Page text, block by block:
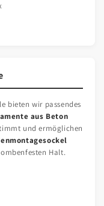
bieten wir passendes
aus Beton
und ermöglichen
Halt.